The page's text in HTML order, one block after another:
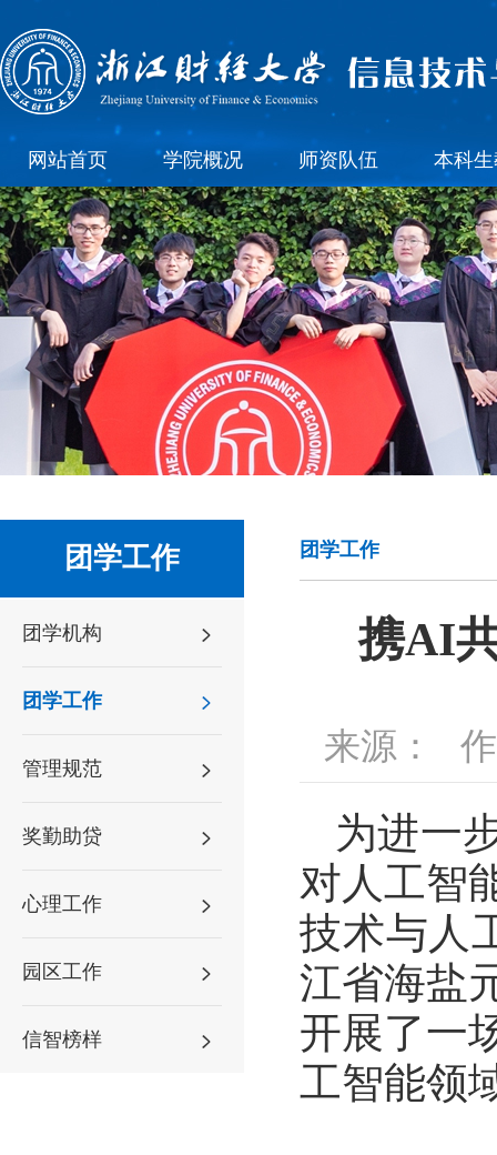
网站首页 学院概况 师资队伍 本科
团学工作
团学机构
团学工作
管理规范
奖勤助贷
心理工作
园区工作
信智榜样
团学工作
携AI
来源：
为进一
对人工智
技术与人
江省海盐
开展了一
工智能领